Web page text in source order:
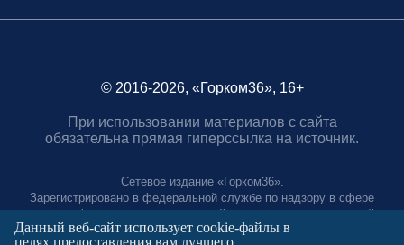
© 2016-2026, «Горком36», 16+
При использовании материалов с сайта
обязательна прямая гиперссылка на источник.
Сетевое издание «Горком36».
Зарегистрировано в федеральной службе по надзору в сфере
связи, информационных технологий и массовых коммуникаций.
Регистрационный номер ЭЛ № ФС77-88966 от 21 января 2025 г.
Данный веб-сайт использует cookie-файлы в
целях предоставления вам лучшего